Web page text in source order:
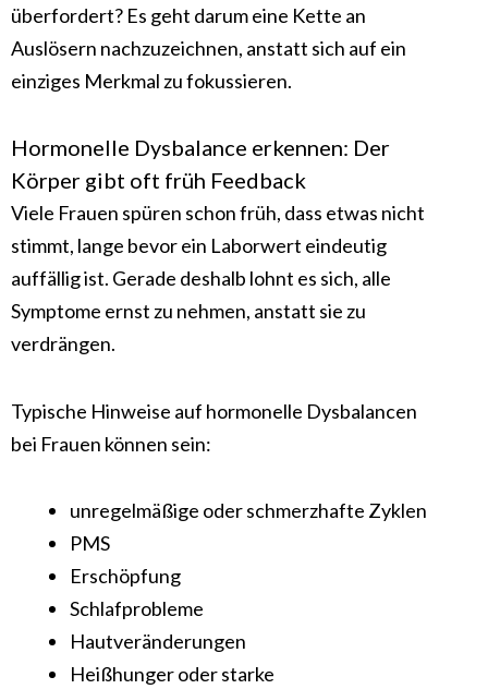
überfordert? Es geht darum eine Kette an
Auslösern nachzuzeichnen, anstatt sich auf ein
einziges Merkmal zu fokussieren.
Hormonelle Dysbalance erkennen: Der
Körper gibt oft früh Feedback
Viele Frauen spüren schon früh, dass etwas nicht
stimmt, lange bevor ein Laborwert eindeutig
auffällig ist. Gerade deshalb lohnt es sich, alle
Symptome ernst zu nehmen, anstatt sie zu
verdrängen.
Typische Hinweise auf hormonelle Dysbalancen
bei Frauen können sein:
unregelmäßige oder schmerzhafte Zyklen
PMS
Erschöpfung
Schlafprobleme
Hautveränderungen
Heißhunger oder starke